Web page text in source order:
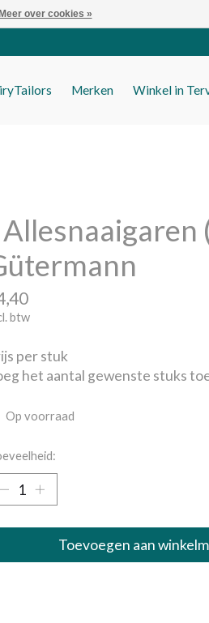
Merken Winkel in
Allesnaaigaren
btw
per stuk
het aantal gewenste stuks
Op voorraad
Toevoegen aan
Meer over cookies »